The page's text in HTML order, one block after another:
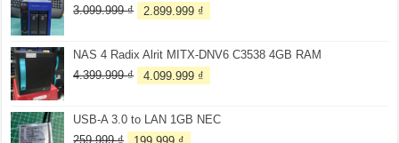
3.099.999₫
Giá
3.099.999 ₫.
2.899.999 ₫
là:
NAS 4 Radix Alrit MITX-DNV6 C3538 4GB RAM
4.399.999₫
Giá
4.399.999 ₫.
4.099.999 ₫
là:
USB-A 3.0 to LAN 1GB NEC
259.999₫ Giá
199.999 ₫